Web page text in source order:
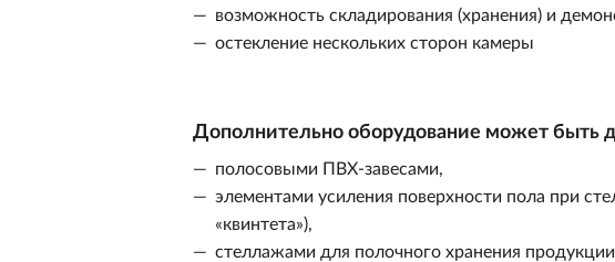
возможность складирования (хранения) и
остекление нескольких сторон камеры
Дополнительно оборудование может быть
полосовыми ПВХ-завесами,
элементами усиления поверхности пола при
«квинтета»),
стеллажами для полочного хранения